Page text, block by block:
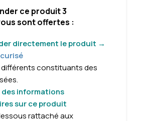
ce produit 3
sont offertes :
directement le produit →
constituants des
des informations
sur ce produit
rattaché aux